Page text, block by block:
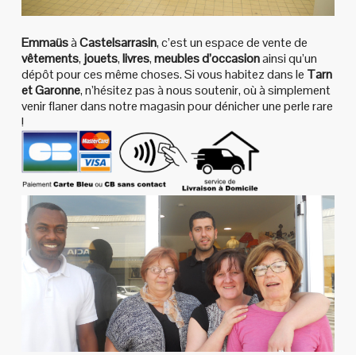
EmmaüsàCastelsarrasin, c’est un espace de vente de
vêtements, jouets,livres,meubles d’occasionainsi qu’un
dépôt pour ces même choses. Si vous habitez dans le Tarn
et Garonne, n’hésitez pas à nous soutenir, où à simplement
venir flaner dans notre magasin pour dénicher une perle rare
!